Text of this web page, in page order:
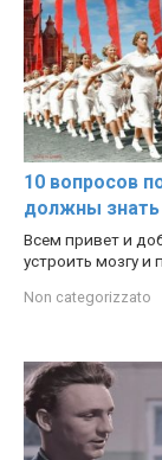
10 вопросов
должны знать
Всем привет и
устроить мозгу
Non categorizzato